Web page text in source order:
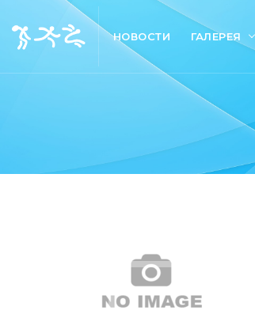
НОВОСТИ ГАЛЕРЕЯ